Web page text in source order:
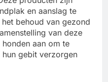
en aanslag te
behoud van gezond
van deze
aan om te
gebit verzorgen